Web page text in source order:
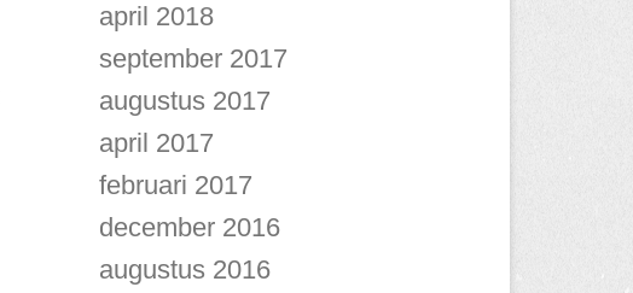
april 2018
september 2017
augustus 2017
april 2017
februari 2017
december 2016
augustus 2016